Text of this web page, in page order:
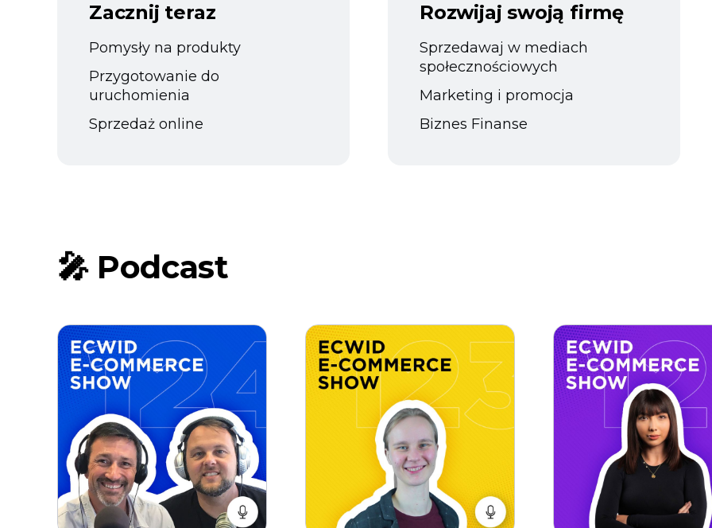
Zacznij teraz
Pomysły na produkty
Przygotowanie do
uruchomienia
Sprzedaż online
Rozwijaj swoją firmę
Sprzedawaj w mediach
społecznościowych
Marketing i promocja
Biznes Finanse
🎤 Podcast